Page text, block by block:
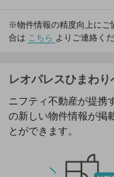
※物件情報の精度向上にご
合は こちら よりご連絡くだ
レオパレスひまわ
ニフティ不動産が提携
の新しい物件情報が掲
とができます。